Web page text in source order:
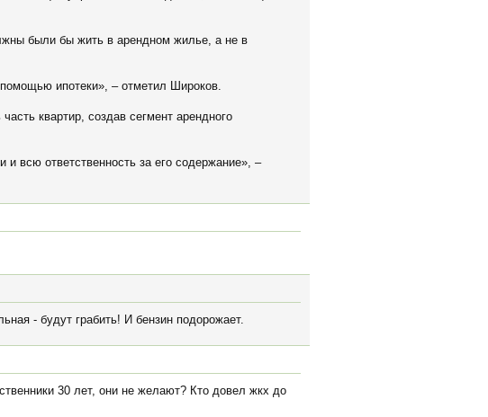
были бы жить в арендном жилье, а не в
ипотеки», – отметил Широков.
квартир, создав сегмент арендного
всю ответственность за его содержание», –
- будут грабить! И бензин подорожает.
30 лет, они не желают? Кто довел жкх до